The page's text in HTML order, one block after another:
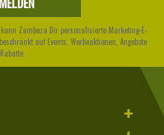
Zambeza Dir personalisierte Marketing-E-
auf Events, Werbeaktionen, Angebote